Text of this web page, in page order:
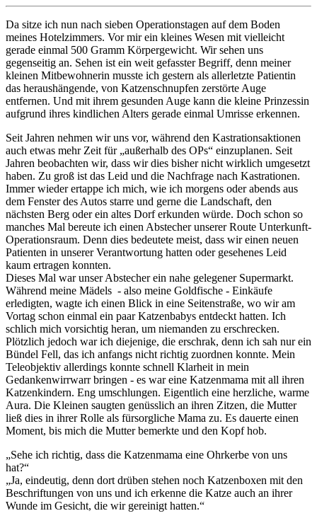
Da sitze ich nun nach sieben Operationstagen auf dem Boden
meines Hotelzimmers. Vor mir ein kleines Wesen mit vielleicht
gerade einmal 500 Gramm Körpergewicht. Wir sehen uns
gegenseitig an. Sehen ist ein weit gefasster Begriff, denn meiner
kleinen Mitbewohnerin musste ich gestern als allerletzte Patientin
das heraushängende, von Katzenschnupfen zerstörte Auge
entfernen. Und mit ihrem gesunden Auge kann die kleine Prinzessin
aufgrund ihres kindlichen Alters gerade einmal Umrisse erkennen.
Seit Jahren nehmen wir uns vor, während den Kastrationsaktionen
auch etwas mehr Zeit für „außerhalb des OPs“ einzuplanen. Seit
Jahren beobachten wir, dass wir dies bisher nicht wirklich umgesetzt
haben. Zu groß ist das Leid und die Nachfrage nach Kastrationen.
Immer wieder ertappe ich mich, wie ich morgens oder abends aus
dem Fenster des Autos starre und gerne die Landschaft, den
nächsten Berg oder ein altes Dorf erkunden würde. Doch schon so
manches Mal bereute ich einen Abstecher unserer Route Unterkunft-
Operationsraum. Denn dies bedeutete meist, dass wir einen neuen
Patienten in unserer Verantwortung hatten oder gesehenes Leid
kaum ertragen konnten.
Dieses Mal war unser Abstecher ein nahe gelegener Supermarkt.
Während meine Mädels - also meine Goldfische - Einkäufe
erledigten, wagte ich einen Blick in eine Seitenstraße, wo wir am
Vortag schon einmal ein paar Katzenbabys entdeckt hatten. Ich
schlich mich vorsichtig heran, um niemanden zu erschrecken.
Plötzlich jedoch war ich diejenige, die erschrak, denn ich sah nur ein
Bündel Fell, das ich anfangs nicht richtig zuordnen konnte. Mein
Teleobjektiv allerdings konnte schnell Klarheit in mein
Gedankenwirrwarr bringen - es war eine Katzenmama mit all ihren
Katzenkindern. Eng umschlungen. Eigentlich eine herzliche, warme
Aura. Die Kleinen saugten genüsslich an ihren Zitzen, die Mutter
ließ dies in ihrer Rolle als fürsorgliche Mama zu. Es dauerte einen
Moment, bis mich die Mutter bemerkte und den Kopf hob.
„Sehe ich richtig, dass die Katzenmama eine Ohrkerbe von uns
hat?“
„Ja, eindeutig, denn dort drüben stehen noch Katzenboxen mit den
Beschriftungen von uns und ich erkenne die Katze auch an ihrer
Wunde im Gesicht, die wir gereinigt hatten.“